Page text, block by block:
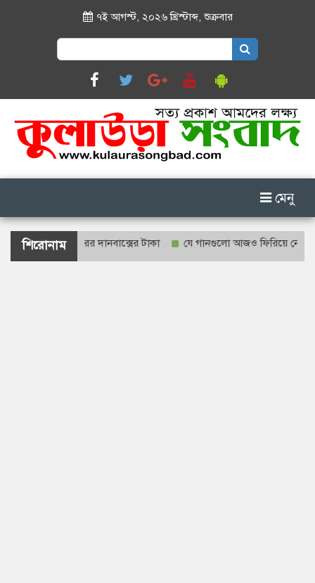
৭ই আগস্ট, ২০২৬ খ্রিস্টাব্দ, শুক্রবার
Search
for:
মেনু
শিরোনাম
মাজারের দানবাক্সের টাকা যে গানগুলো আজও ফিরিয়ে নেয় এন্ড্রু